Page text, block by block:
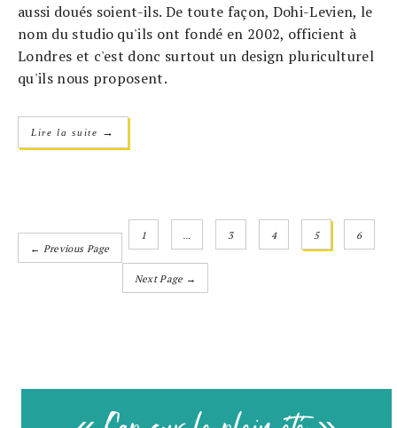
aussi doués soient-ils. De toute façon, Dohi-Levien, le
nom du studio qu'ils ont fondé en 2002, officient à
Londres et c'est donc surtout un design pluriculturel
qu'ils nous proposent.
Lire la suite →
← Previous Page
1 3 4 5 6
Next Page →